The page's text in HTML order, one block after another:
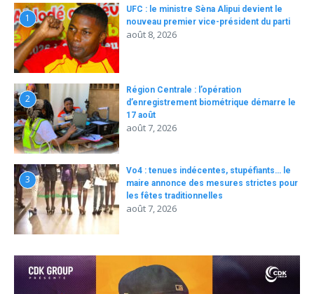
1
UFC : le ministre Sèna Alipui devient le
nouveau premier vice-président du parti
août 8, 2026
2
Région Centrale : l’opération
d’enregistrement biométrique démarre le
17 août
août 7, 2026
3
Vo4 : tenues indécentes, stupéfiants… le
maire annonce des mesures strictes pour
les fêtes traditionnelles
août 7, 2026